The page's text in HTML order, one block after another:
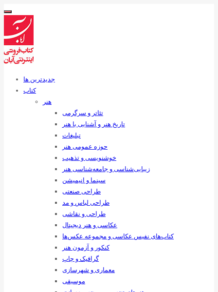
جدیدترین ها
کتاب
هنر
تئاتر و سرگرمی
تاریخ هنر و آشنایی با هنر
تبلیغات
حوزه عمومی هنر
خوشنویسی و تذهیب
زیبایی‌شناسی و جامعه‌شناسی هنر
سینما و انیمیشن
طراحی صنعتی
طراحی لباس و مد
طراحی و نقاشی
عکاسی و هنر دیجیتال
کتاب‌های نفیس عکاسی و مجموعه عکس‌ها
کنکور و آزمون هنر
گرافیک و چاپ
معماری و شهرسازی
موسیقی